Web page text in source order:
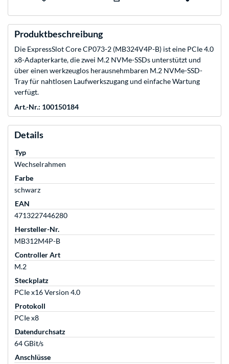
Produktbeschreibung
Die ExpressSlot Core CP073-2 (MB324V4P-B) ist eine PCIe 4.0
x8-Adapterkarte, die zwei M.2 NVMe-SSDs unterstützt und
über einen werkzeuglos herausnehmbaren M.2 NVMe-SSD-
Tray für nahtlosen Laufwerkszugang und einfache Wartung
verfügt.
Art.-Nr.: 100150184
Details
Typ
Wechselrahmen
Farbe
schwarz
EAN
4713227446280
Hersteller-Nr.
MB312M4P-B
Controller Art
M.2
Steckplatz
PCIe x16 Version 4.0
Protokoll
PCIe x8
Datendurchsatz
64 GBit/s
Anschlüsse